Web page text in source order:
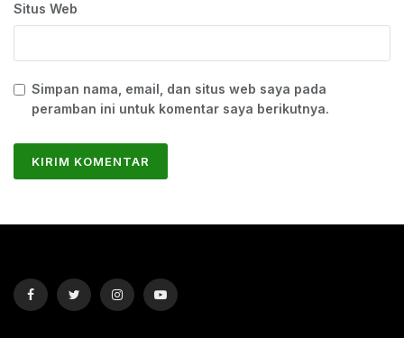
Situs Web
Simpan nama, email, dan situs web saya pada
peramban ini untuk komentar saya berikutnya.